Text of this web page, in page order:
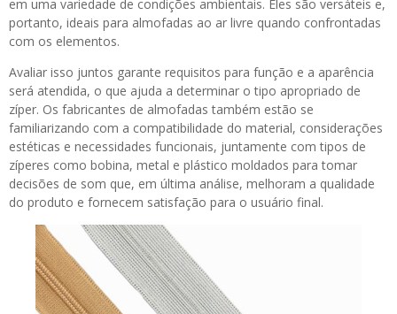
em uma variedade de condições ambientais. Eles são versáteis e,
portanto, ideais para almofadas ao ar livre quando confrontadas
com os elementos.
Avaliar isso juntos garante requisitos para função e a aparência
será atendida, o que ajuda a determinar o tipo apropriado de
zíper. Os fabricantes de almofadas também estão se
familiarizando com a compatibilidade do material, considerações
estéticas e necessidades funcionais, juntamente com tipos de
zíperes como bobina, metal e plástico moldados para tomar
decisões de som que, em última análise, melhoram a qualidade
do produto e fornecem satisfação para o usuário final.